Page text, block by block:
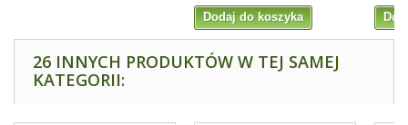
Dodaj do koszyka
26 INNYCH PRODUKTÓW W TEJ SAMEJ
KATEGORII: